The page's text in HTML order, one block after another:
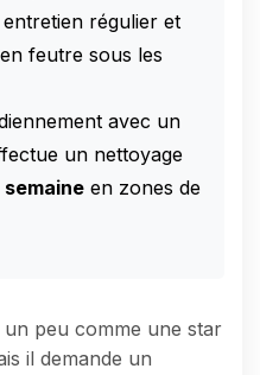
régulier et
feutre sous les
avec un
un nettoyage
en zones de
un peu comme une star
il demande un